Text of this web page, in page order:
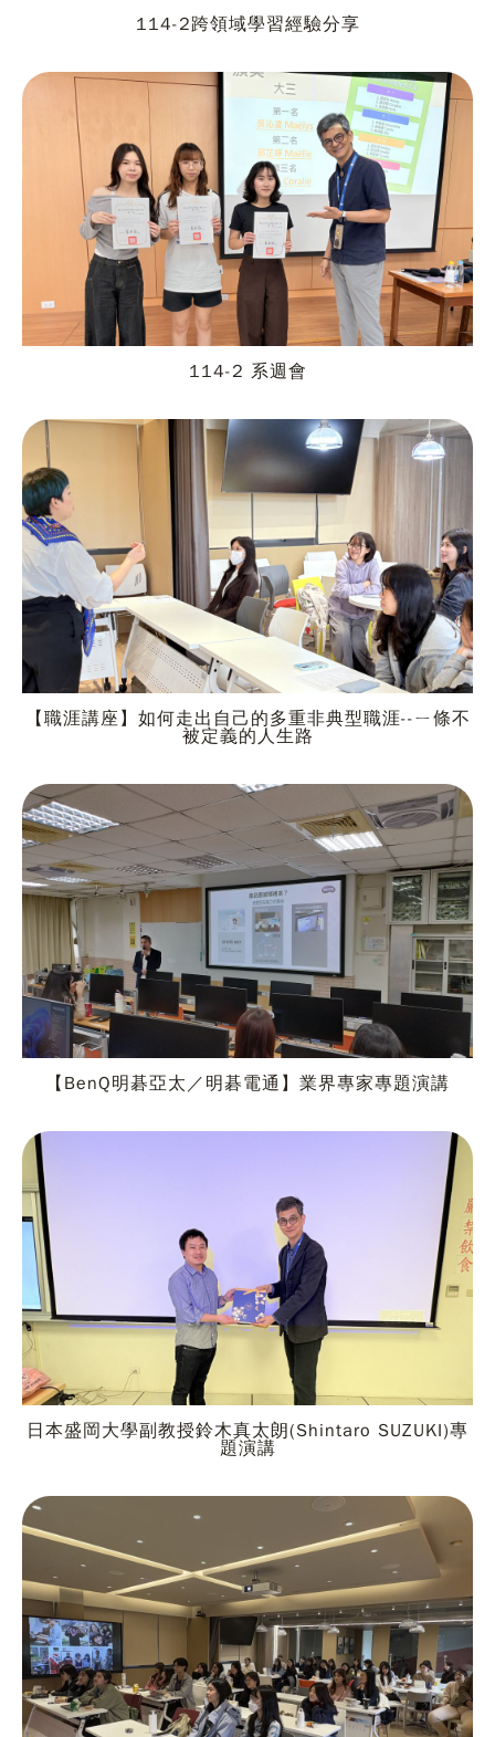
114-2跨領域學習經驗分享
114-2 系週會
【職涯講座】如何走出自己的多重非典型職涯--ㄧ條不
被定義的人生路
【BenQ明碁亞太／明碁電通】業界專家專題演講
日本盛岡大學副教授鈴木真太朗(Shintaro SUZUKI)專
題演講